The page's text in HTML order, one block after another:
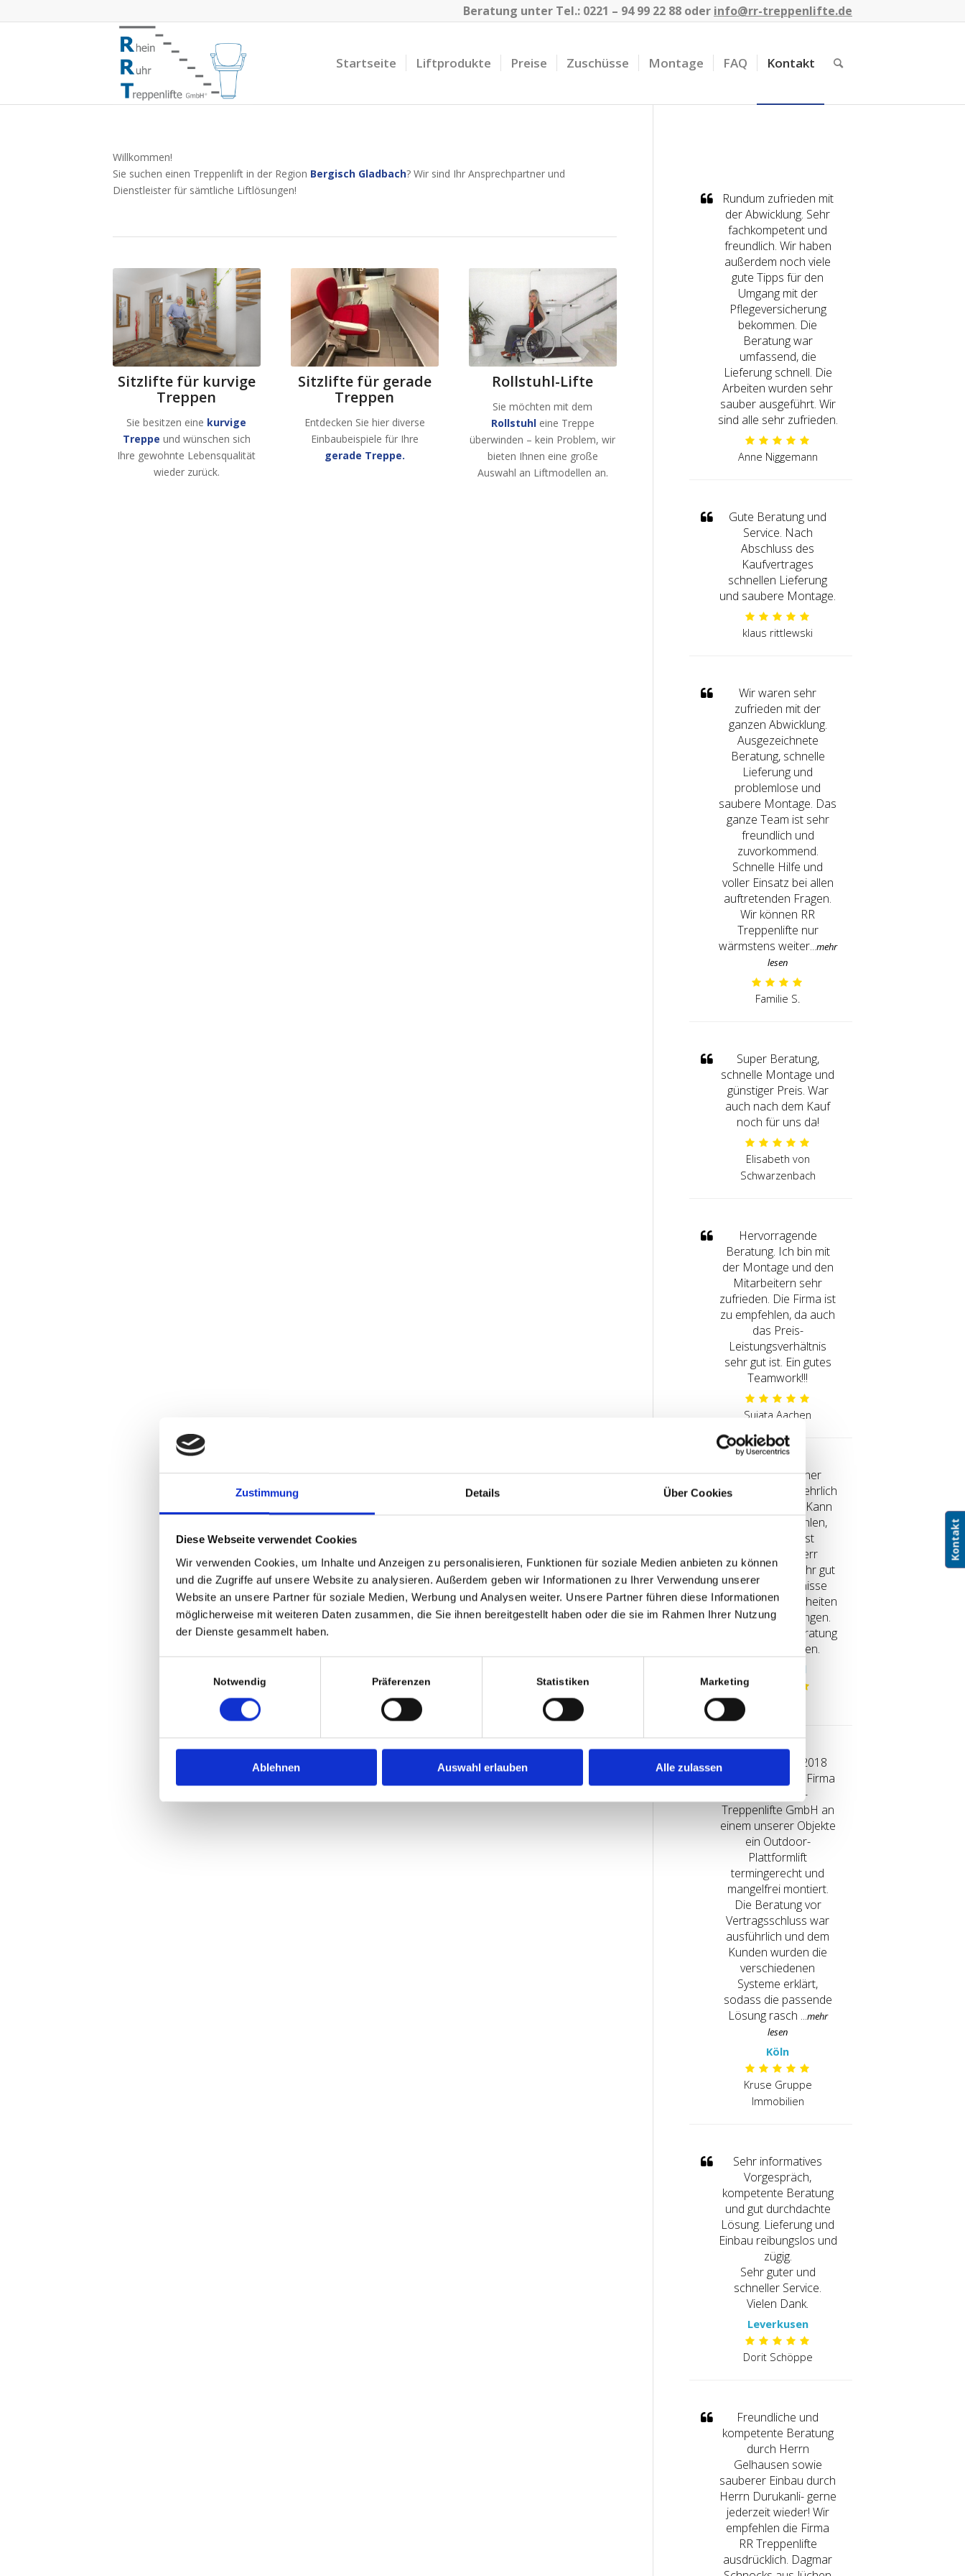
Zustimmung Details Über Cookies
Diese Webseite verwendet Cookies
Wir verwenden Cookies, um Inhalte und Anzeigen zu personalisieren, Funktionen für soziale Medien anbieten zu können
und die Zugriffe auf unsere Website zu analysieren. Außerdem geben wir Informationen zu Ihrer Verwendung unserer
Website an unsere Partner für soziale Medien, Werbung und Analysen weiter. Unsere Partner führen diese Informationen
möglicherweise mit weiteren Daten zusammen, die Sie ihnen bereitgestellt haben oder die sie im Rahmen Ihrer Nutzung
der Dienste gesammelt haben.
Notwendig Präferenzen Statistiken Marketing
Ablehnen Auswahl erlauben Alle zulassen
Beratung unter Tel.: 0221 – 94 99 22 88 oder info@rr-treppenlifte.de
Startseite Liftprodukte Preise Zuschüsse Montage FAQ Kontakt
Willkommen!
Sie suchen einen Treppenlift in der Region Bergisch Gladbach? Wir sind Ihr Ansprechpartner und
Dienstleister für sämtliche Liftlösungen!
Sitzlifte für kurvige
Treppen
Sie besitzen eine kurvige
Treppe und wünschen sich
Ihre gewohnte Lebensqualität
wieder zurück.
Sitzlifte für gerade
Treppen
Entdecken Sie hier diverse
Einbaubeispiele für Ihre
gerade Treppe.
Rollstuhl-Lifte
Sie möchten mit dem
Rollstuhleine Treppe
überwinden – kein Problem, wir
bieten Ihnen eine große
Auswahl an Liftmodellen an.
Rundum zufrieden mit
der Abwicklung. Sehr
fachkompetent und
freundlich. Wir haben
außerdem noch viele
gute Tipps für den
Umgang mit der
Pflegeversicherung
bekommen. Die
Beratung war
umfassend, die
Lieferung schnell. Die
Arbeiten wurden sehr
sauber ausgeführt. Wir
sind alle sehr zufrieden.
Anne Niggemann
Gute Beratung und
Service. Nach
Abschluss des
Kaufvertrages
schnellen Lieferung
und saubere Montage.
klaus rittlewski
Wir waren sehr
zufrieden mit der
ganzen Abwicklung.
Ausgezeichnete
Beratung, schnelle
Lieferung und
problemlose und
saubere Montage. Das
ganze Team ist sehr
freundlich und
zuvorkommend.
Schnelle Hilfe und
voller Einsatz bei allen
auftretenden Fragen.
Wir können RR
Treppenlifte nur
wärmstens weiter...
Familie S.
Super Beratung,
schnelle Montage und
günstiger Preis. War
auch nach dem Kauf
noch für uns da!
Elisabeth von
Schwarzenbach
Hervorragende
Beratung. Ich bin mit
der Montage und den
Mitarbeitern sehr
zufrieden. Die Firma ist
zu empfehlen, da auch
das Preis-
Leistungsverhältnis
sehr gut ist. Ein gutes
Teamwork!!!
Sujata Aachen
Sehr freundlicher
Berater, absolut ehrlich
und kompetent. Kann
ich sehr empfehlen,
meine Oma ist
begeistert! Herr
Gelhausen ist sehr gut
auf die Bedürfnisse
und die Gegebenheiten
vor Ort eingegangen.
Danke für die Beratung
Herr Gelhausen.
Remscheid
Im November 2018
wurde durch die Firma
Rhein-Ruhr-
Treppenlifte GmbH an
einem unserer Objekte
ein Outdoor-
Plattformlift
termingerecht und
mangelfrei montiert.
Die Beratung vor
Vertragsschluss war
ausführlich und dem
Kunden wurden die
verschiedenen
Systeme erklärt,
sodass die passende
Lösung rasch ...
Köln
Kruse Gruppe
Immobilien
Sehr informatives
Vorgespräch,
kompetente Beratung
und gut durchdachte
Lösung. Lieferung und
Einbau reibungslos und
zügig.
Sehr guter und
schneller Service.
Vielen Dank.
Leverkusen
Dorit Schöppe
Freundliche und
kompetente Beratung
durch Herrn
Gelhausen sowie
sauberer Einbau durch
Herrn Durukanli- gerne
jederzeit wieder! Wir
empfehlen die Firma
RR Treppenlifte
ausdrücklich. Dagmar
Kontakt
Kontakt